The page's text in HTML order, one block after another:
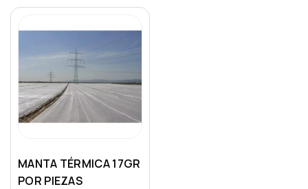
MANTA TÉRMICA 17GR
POR PIEZAS